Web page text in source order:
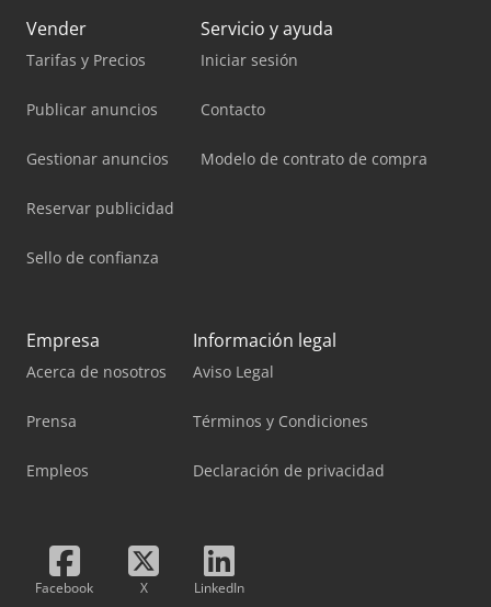
Vender
Tarifas y Precios
Publicar anuncios
Gestionar anuncios
Reservar publicidad
Sello de confianza
Servicio y ayuda
Iniciar sesión
Contacto
Modelo de contrato de compra
Empresa
Acerca de nosotros
Prensa
Empleos
Información legal
Aviso Legal
Términos y Condiciones
Declaración de privacidad
Facebook X LinkedIn